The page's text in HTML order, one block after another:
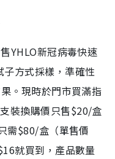
YHLO新冠病毒快速
方式採樣，準確性
。現時於門市買滿指
裝換購價只售$20/盒
需$80/盒（單售價
就買到，產品數量